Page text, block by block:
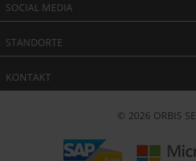
SOCIAL MEDIA
STANDORTE
KONTAKT
© 2026 ORBIS SE